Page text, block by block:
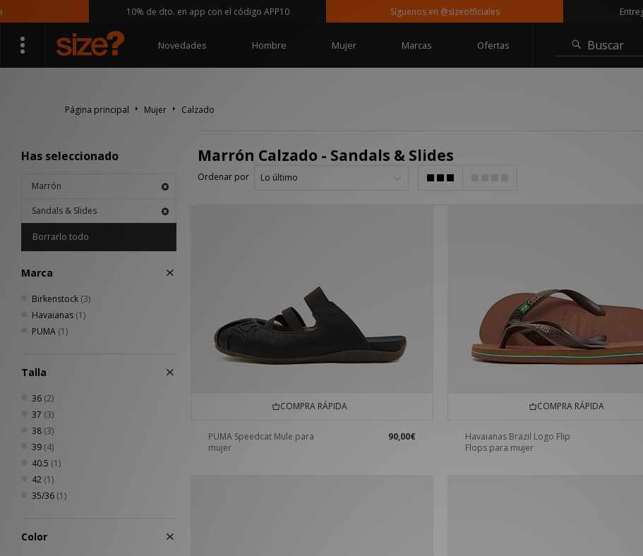
10% de dto. en app con el código APP10 Síguenos en @sizeofficiales Entrega
Novedades Hombre Mujer Marcas Ofertas Buscar
Página principal Mujer Calzado
Has seleccionado
Marrón
Sandals & Slides
Borrarlo todo
Marca
Birkenstock (3)
Havaianas (1)
PUMA (1)
Talla
36 (2)
37 (3)
38 (3)
39 (4)
40.5 (1)
42 (1)
35/36 (1)
Color
Marrón Calzado - Sandals & Slides
Ordenar por
COMPRA RÁPIDA
PUMA Speedcat Mule para
mujer
90,00€
COMPRA RÁPIDA
Havaianas Brazil Logo Flip
Flops para mujer